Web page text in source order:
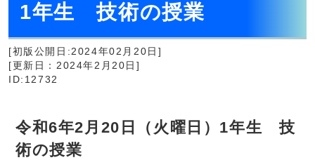
1年生 技術の授業
[初版公開日:2024年02月20日]
[更新日：2024年2月20日]
ID:12732
令和6年2月20日（火曜日）1年生 技
術の授業